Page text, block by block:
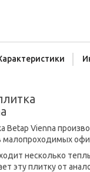
Betap Vienna
малопроходимых
несколько
эту плитку от